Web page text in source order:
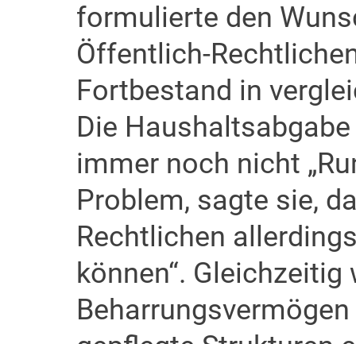
formulierte den
Öffentlich-
Fortbestand in
Die
immer noch nicht
Problem, sagte sie,
Rechtlichen
können“.